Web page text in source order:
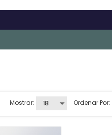
Mostrar: Ordenar Por: